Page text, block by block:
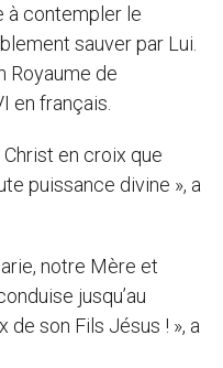
à contempler le
sauver par Lui.
Royaume de
en français.
Christ en croix que
puissance divine », a
notre Mère et
jusqu’au
de son Fils Jésus ! », a